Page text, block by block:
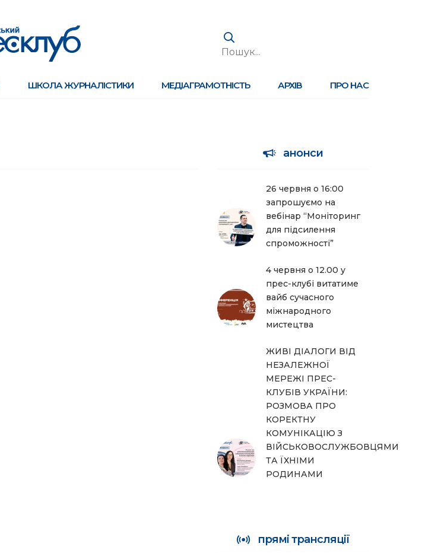
ШКОЛА ЖУРНАЛІСТИКИ МЕДІАГРАМОТНІСТЬ АРХІВ ПРО НАС
анонси
26 червня о 16:00
запрошуємо на
вебінар “Моніторинг
для підсилення
спроможності”
4 червня о 12.00 у
прес-клубі витатиме
вайб сучасного
міжнародного
мистецтва
ЖИВІ ДІАЛОГИ ВІД
НЕЗАЛЕЖНОЇ
МЕРЕЖІ ПРЕС-
КЛУБІВ УКРАЇНИ:
РОЗМОВА ПРО
КОРЕКТНУ
КОМУНІКАЦІЮ З
ВІЙСЬКОВОСЛУЖБОВЦЯМИ
ТА ЇХНІМИ
РОДИНАМИ
прямі трансляції